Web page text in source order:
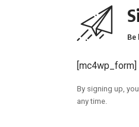
Be
[mc4wp_form]
By signing up,
any time.